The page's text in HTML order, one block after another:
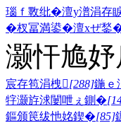
瑙ｆ斁纰�澶у潽涓存
�杈冨満鍙�澶хぜ鍫
灏忓尯
宸存笣涓栧[288]鍦ｅ
牸灏斿浗闄呭ぇ鍘�
鏂颁笢绂忚姳鍥�[85]